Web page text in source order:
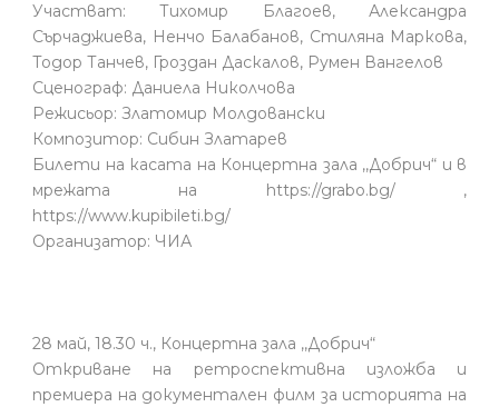
Участват: Тихомир Благоев, Александра
Сърчаджиева, Ненчо Балабанов, Стиляна Маркова,
Тодор Танчев, Гроздан Даскалов, Румен Вангелов
Сценограф: Даниела Николчова
Режисьор: Златомир Молдовански
Композитор: Сибин Златарев
Билети на касата на Концертна зала ,,Добрич“ и в
мрежата на https://grabo.bg/ ,
https://www.kupibileti.bg/
Организатор: ЧИА
28 май, 18.30 ч., Концертна зала ,,Добрич“
Откриване на ретроспективна изложба и
премиера на документален филм за историята на